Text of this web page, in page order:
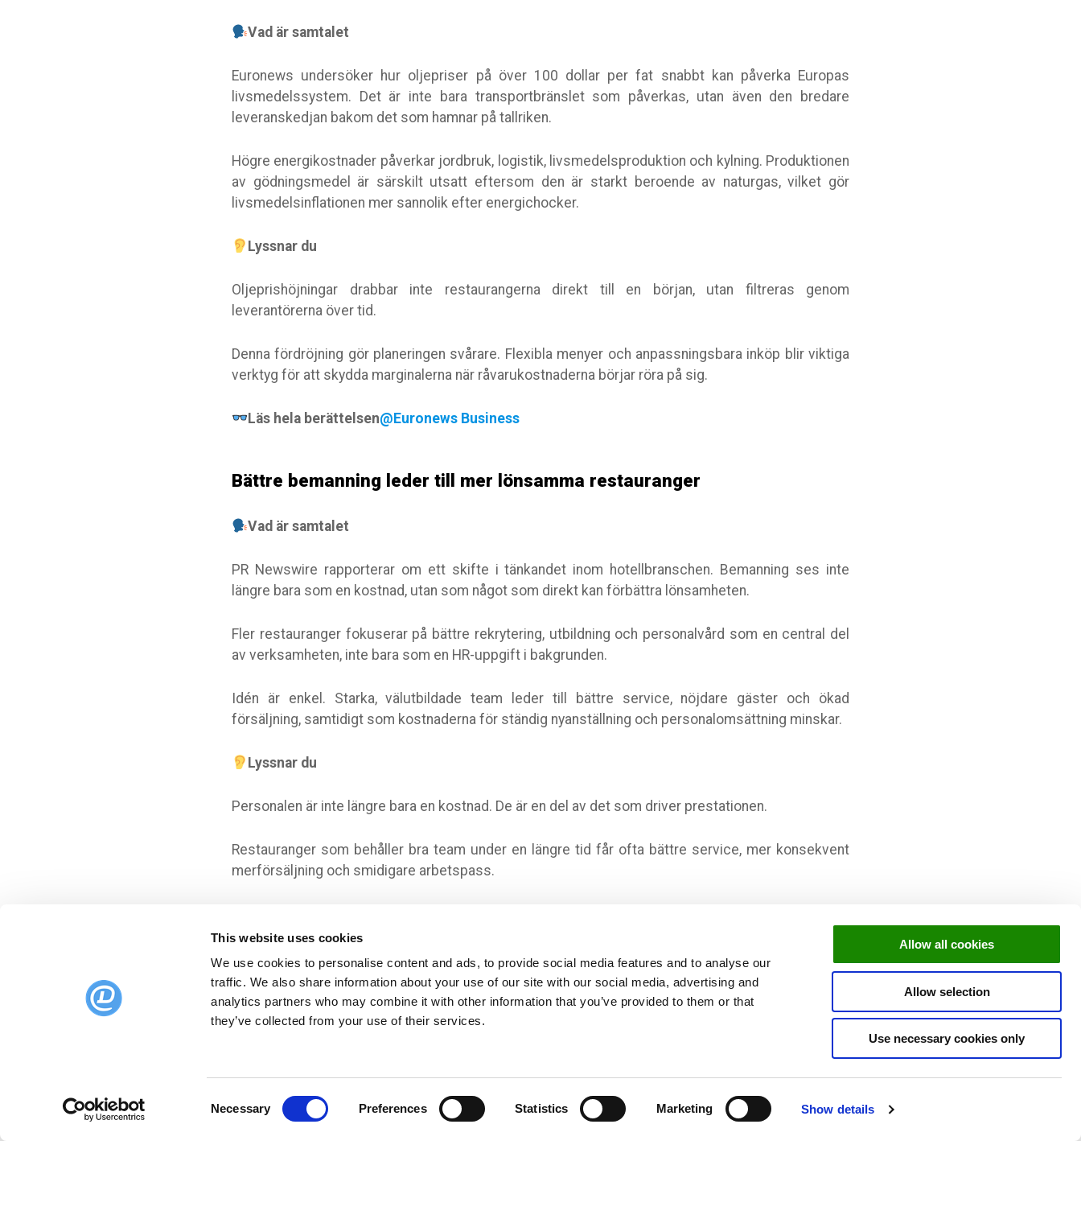
This website uses cookies
We use cookies to personalise content and ads, to provide social media features and to analyse our
traffic. We also share information about your use of our site with our social media, advertising and
analytics partners who may combine it with other information that you’ve provided to them or that
they’ve collected from your use of their services.
Necessary Preferences Statistics Marketing Show details
Allow all cookies
Allow selection
Use necessary cookies only
Vad är samtalet
Euronews undersöker hur oljepriser på över 100 dollar per fat snabbt kan påverka Europas
livsmedelssystem. Det är inte bara transportbränslet som påverkas, utan även den bredare
leveranskedjan bakom det som hamnar på tallriken.
Högre energikostnader påverkar jordbruk, logistik, livsmedelsproduktion och kylning. Produktionen
av gödningsmedel är särskilt utsatt eftersom den är starkt beroende av naturgas, vilket gör
livsmedelsinflationen mer sannolik efter energichocker.
Lyssnar du
Oljeprishöjningar drabbar inte restaurangerna direkt till en början, utan filtreras genom
leverantörerna över tid.
Denna fördröjning gör planeringen svårare. Flexibla menyer och anpassningsbara inköp blir viktiga
verktyg för att skydda marginalerna när råvarukostnaderna börjar röra på sig.
Läs hela berättelsen@Euronews Business
Bättre bemanning leder till mer lönsamma restauranger
Vad är samtalet
PR Newswire rapporterar om ett skifte i tänkandet inom hotellbranschen. Bemanning ses inte
längre bara som en kostnad, utan som något som direkt kan förbättra lönsamheten.
Fler restauranger fokuserar på bättre rekrytering, utbildning och personalvård som en central del
av verksamheten, inte bara som en HR-uppgift i bakgrunden.
Idén är enkel. Starka, välutbildade team leder till bättre service, nöjdare gäster och ökad
försäljning, samtidigt som kostnaderna för ständig nyanställning och personalomsättning minskar.
Lyssnar du
Personalen är inte längre bara en kostnad. De är en del av det som driver prestationen.
Restauranger som behåller bra team under en längre tid får ofta bättre service, mer konsekvent
merförsäljning och smidigare arbetspass.
verksamheten.
Läs hela berättelsen@PRNewswire
Det var allt för den här månaden.